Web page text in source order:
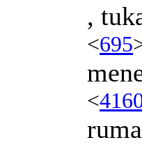
,
<695
<